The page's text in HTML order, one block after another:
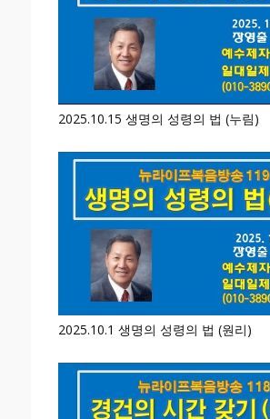
2025.10.15 생명의 성령의 법 (누림)
2025.10.1 생명의 성령의 법 (원리)